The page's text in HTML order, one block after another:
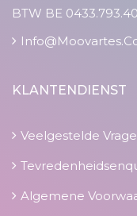
BTW BE
KLANTENDIENST
Veelgestelde
Algemene